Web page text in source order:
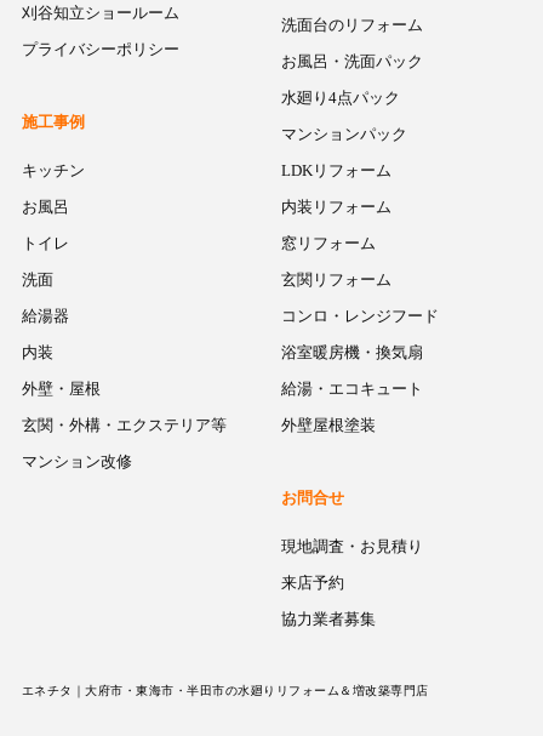
刈谷知立ショールーム
プライバシーポリシー
洗面台のリフォーム
お風呂・洗面パック
水廻り4点パック
マンションパック
LDKリフォーム
内装リフォーム
窓リフォーム
玄関リフォーム
コンロ・レンジフード
浴室暖房機・換気扇
給湯・エコキュート
外壁屋根塗装
施工事例
キッチン
お風呂
トイレ
洗面
給湯器
内装
外壁・屋根
玄関・外構・エクステリア等
マンション改修
お問合せ
現地調査・お見積り
来店予約
協力業者募集
エネチタ｜大府市・東海市・半田市の水廻りリフォーム＆増改築専門店